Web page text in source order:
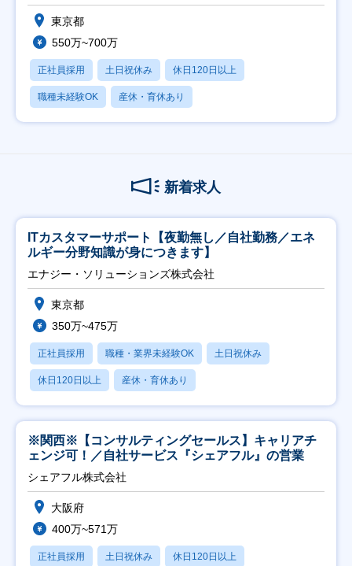
東京都
550万~700万
正社員採用 土日祝休み 休日120日以上
職種未経験OK 産休・育休あり
新着求人
ITカスタマーサポート【夜勤無し／自社勤務／エネ
ルギー分野知識が身につきます】
エナジー・ソリューションズ株式会社
東京都
350万~475万
正社員採用 職種・業界未経験OK 土日祝休み
休日120日以上 産休・育休あり
※関西※【コンサルティングセールス】キャリアチ
ェンジ可！／自社サービス『シェアフル』の営業
シェアフル株式会社
大阪府
400万~571万
正社員採用 土日祝休み 休日120日以上